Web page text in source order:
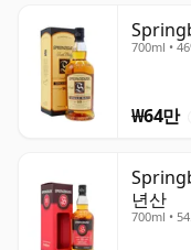
700ml •
₩64만
년산
700ml •